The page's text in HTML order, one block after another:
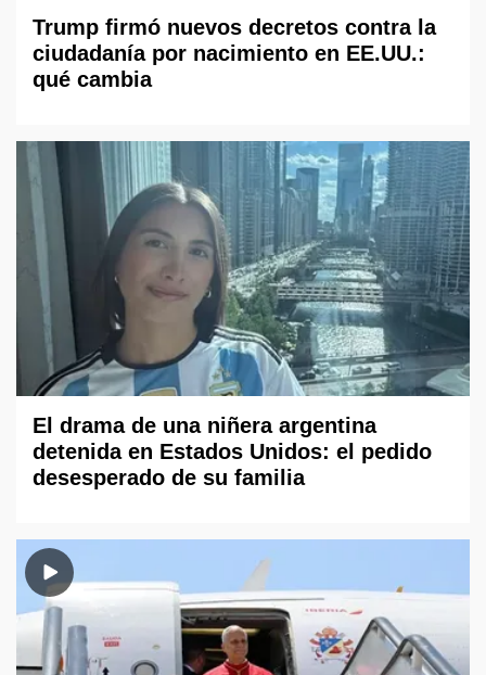
Trump firmó nuevos decretos contra la
ciudadanía por nacimiento en EE.UU.:
qué cambia
El drama de una niñera argentina
detenida en Estados Unidos: el pedido
desesperado de su familia